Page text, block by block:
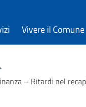
Vivere il Comune
– Ritardi nel